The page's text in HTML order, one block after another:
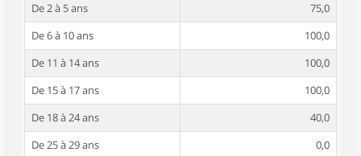
De 2 à 5 ans
75,0
De 6 à 10 ans
100,0
De 11 à 14 ans
100,0
De 15 à 17 ans
100,0
De 18 à 24 ans
40,0
De 25 à 29 ans
0,0